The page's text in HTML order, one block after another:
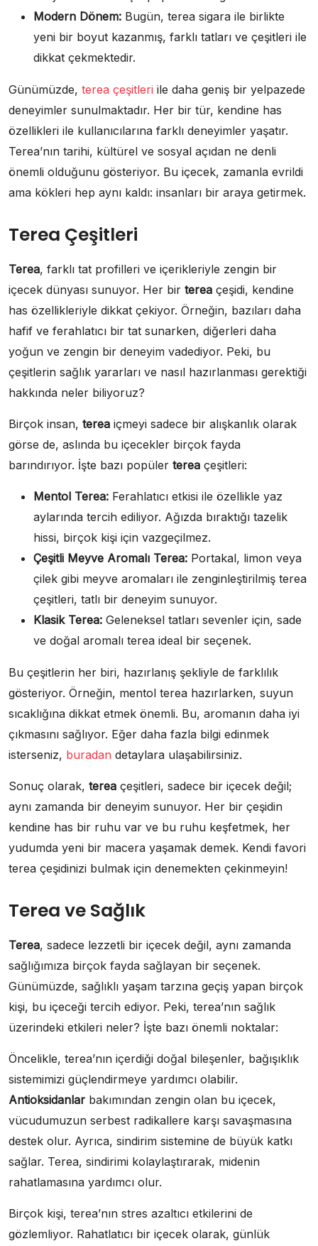
Modern Dönem: Bugün, terea sigara ile birlikte
yeni bir boyut kazanmış, farklı tatları ve çeşitleri ile
dikkat çekmektedir.
Günümüzde, terea çeşitleri ile daha geniş bir yelpazede
deneyimler sunulmaktadır. Her bir tür, kendine has
özellikleri ile kullanıcılarına farklı deneyimler yaşatır.
Terea’nın tarihi, kültürel ve sosyal açıdan ne denli
önemli olduğunu gösteriyor. Bu içecek, zamanla evrildi
ama kökleri hep aynı kaldı: insanları bir araya getirmek.
Terea Çeşitleri
Terea, farklı tat profilleri ve içerikleriyle zengin bir
içecek dünyası sunuyor. Her bir terea çeşidi, kendine
has özellikleriyle dikkat çekiyor. Örneğin, bazıları daha
hafif ve ferahlatıcı bir tat sunarken, diğerleri daha
yoğun ve zengin bir deneyim vadediyor. Peki, bu
çeşitlerin sağlık yararları ve nasıl hazırlanması gerektiği
hakkında neler biliyoruz?
Birçok insan, terea içmeyi sadece bir alışkanlık olarak
görse de, aslında bu içecekler birçok fayda
barındırıyor. İşte bazı popüler terea çeşitleri:
Mentol Terea: Ferahlatıcı etkisi ile özellikle yaz
aylarında tercih ediliyor. Ağızda bıraktığı tazelik
hissi, birçok kişi için vazgeçilmez.
Çeşitli Meyve Aromalı Terea: Portakal, limon veya
çilek gibi meyve aromaları ile zenginleştirilmiş terea
çeşitleri, tatlı bir deneyim sunuyor.
Klasik Terea: Geleneksel tatları sevenler için, sade
ve doğal aromalı terea ideal bir seçenek.
Bu çeşitlerin her biri, hazırlanış şekliyle de farklılık
gösteriyor. Örneğin, mentol terea hazırlarken, suyun
sıcaklığına dikkat etmek önemli. Bu, aromanın daha iyi
çıkmasını sağlıyor. Eğer daha fazla bilgi edinmek
isterseniz, buradan detaylara ulaşabilirsiniz.
Sonuç olarak, terea çeşitleri, sadece bir içecek değil;
aynı zamanda bir deneyim sunuyor. Her bir çeşidin
kendine has bir ruhu var ve bu ruhu keşfetmek, her
yudumda yeni bir macera yaşamak demek. Kendi favori
terea çeşidinizi bulmak için denemekten çekinmeyin!
Terea ve Sağlık
Terea, sadece lezzetli bir içecek değil, aynı zamanda
sağlığımıza birçok fayda sağlayan bir seçenek.
Günümüzde, sağlıklı yaşam tarzına geçiş yapan birçok
kişi, bu içeceği tercih ediyor. Peki, terea’nın sağlık
üzerindeki etkileri neler? İşte bazı önemli noktalar:
Öncelikle, terea’nın içerdiği doğal bileşenler, bağışıklık
sistemimizi güçlendirmeye yardımcı olabilir.
Antioksidanlar bakımından zengin olan bu içecek,
vücudumuzun serbest radikallere karşı savaşmasına
destek olur. Ayrıca, sindirim sistemine de büyük katkı
sağlar. Terea, sindirimi kolaylaştırarak, midenin
rahatlamasına yardımcı olur.
Birçok kişi, terea’nın stres azaltıcı etkilerini de
gözlemliyor. Rahatlatıcı bir içecek olarak, günlük